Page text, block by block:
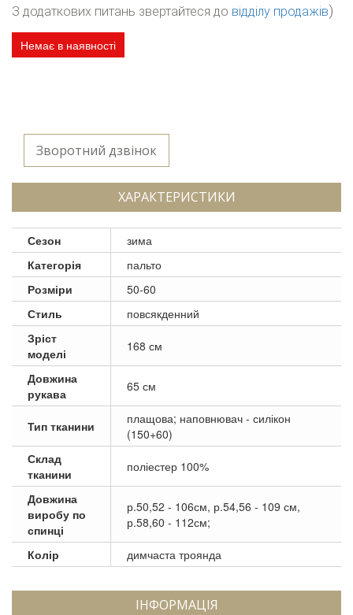
З додаткових питань звертайтеся до відділу продажів)
Немає в наявності
Зворотний дзвінок
ХАРАКТЕРИСТИКИ
Сезон
зима
Категорія
пальто
Розміри
50-60
Стиль
повсякденний
Зріст
моделі
168 см
Довжина
рукава
65 см
Тип тканини
плащова; наповнювач - силікон
(150+60)
Склад
тканини
поліестер 100%
Довжина
виробу по
спинці
р.50,52 - 106см, р.54,56 - 109 см,
р.58,60 - 112см;
Колір димчаста троянда
ІНФОРМАЦІЯ